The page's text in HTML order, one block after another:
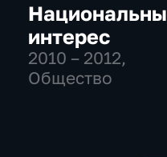
интерес
2010 – 2012,
Общество